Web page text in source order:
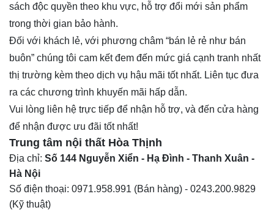
sách độc quyền theo khu vực, hỗ trợ đổi mới sản phẩm
trong thời gian bảo hành.
Đối với khách lẻ, với phương châm “bán lẻ rẻ như bán
buôn” chúng tôi cam kết đem đến mức giá cạnh tranh nhất
thị trường kèm theo dịch vụ hậu mãi tốt nhất. Liên tục đưa
ra các chương trình khuyến mãi hấp dẫn.
Vui lòng liên hệ trực tiếp để nhận hỗ trợ, và đến cửa hàng
để nhận được ưu đãi tốt nhất!
Trung tâm nội thất Hòa Thịnh
Địa chỉ: Số 144 Nguyễn Xiển - Hạ Đình - Thanh Xuân -
Hà Nội
Số điện thoại: 0971.958.991 (Bán hàng) - 0243.200.9829
(Kỹ thuật)